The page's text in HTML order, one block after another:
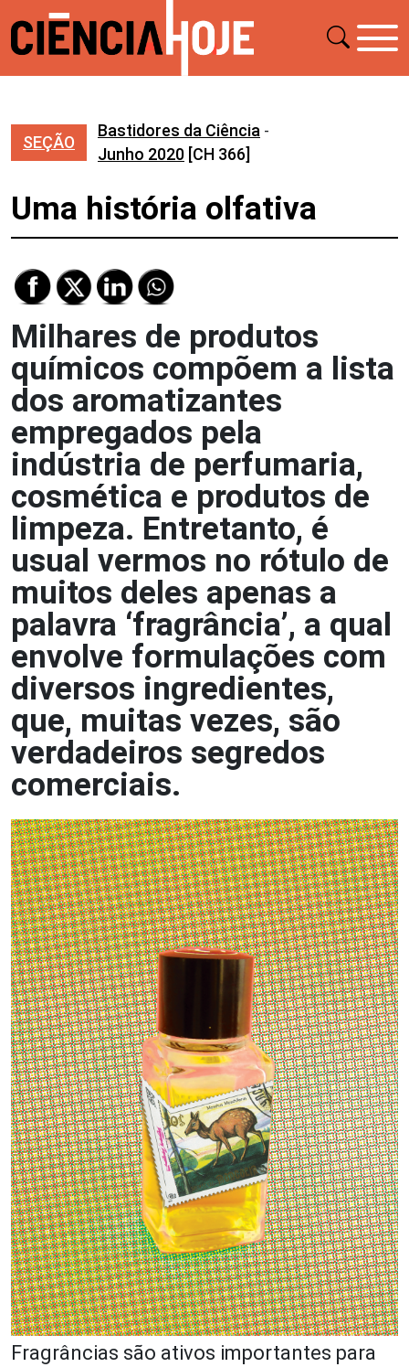
SEÇÃO
Bastidores da Ciência -
Junho 2020 [CH 366]
Uma história olfativa
Milhares de produtos
químicos compõem a lista
dos aromatizantes
empregados pela
indústria de perfumaria,
cosmética e produtos de
limpeza. Entretanto, é
usual vermos no rótulo de
muitos deles apenas a
palavra ‘fragrância’, a qual
envolve formulações com
diversos ingredientes,
que, muitas vezes, são
verdadeiros segredos
comerciais.
Fragrâncias são ativos importantes para